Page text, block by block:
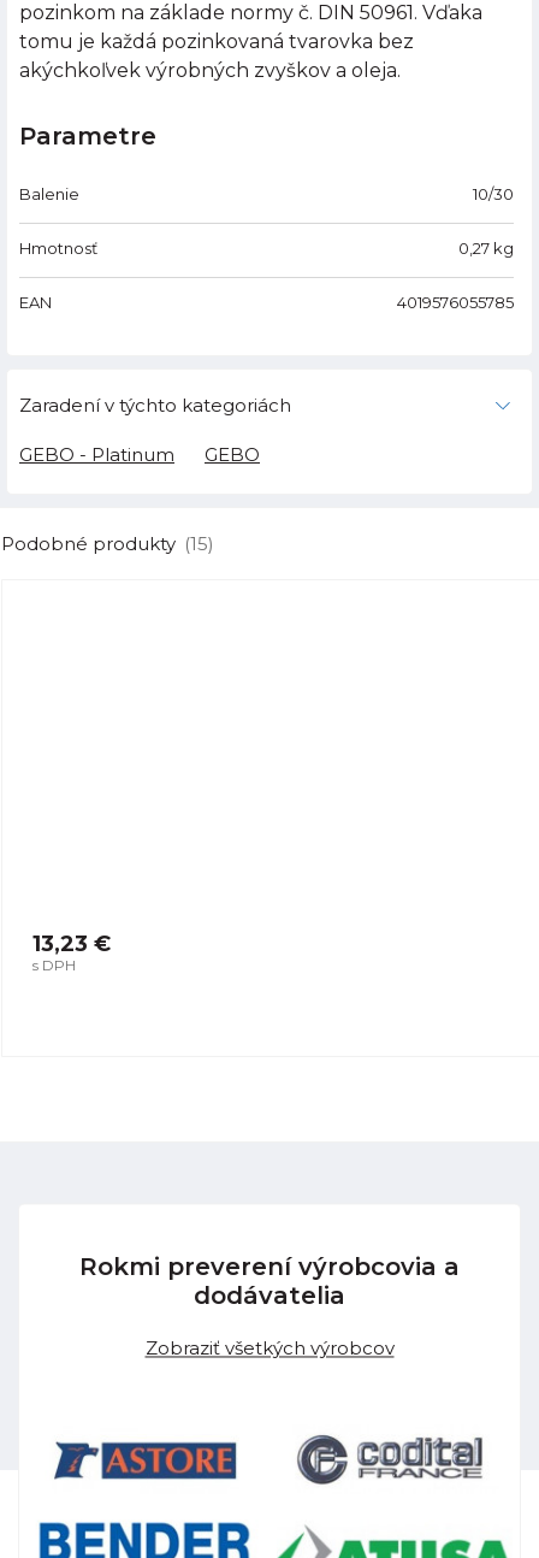
pozinkom na základe normy č. DIN 50961. Vďaka
tomu je každá pozinkovaná tvarovka bez
akýchkoľvek výrobných zvyškov a oleja.
Parametre
Balenie 10/30
Hmotnosť 0,27 kg
EAN 4019576055785
Zaradení v týchto kategoriách
GEBO - Platinum GEBO
Podobné produkty (15)
13,23 €
s DPH
Rokmi preverení výrobcovia a
dodávatelia
Zobraziť všetkých výrobcov